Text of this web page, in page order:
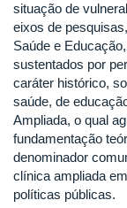
situação de
eixos de
Saúde e
sustentados por
caráter histórico,
saúde, de
Ampliada, o qual
fundamentação
denominador
clínica ampliada
políticas públicas.